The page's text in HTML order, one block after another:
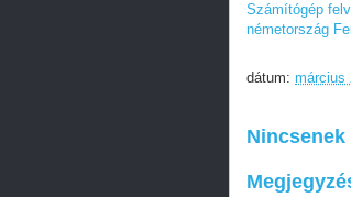
Számítógép
németország
dátum: március